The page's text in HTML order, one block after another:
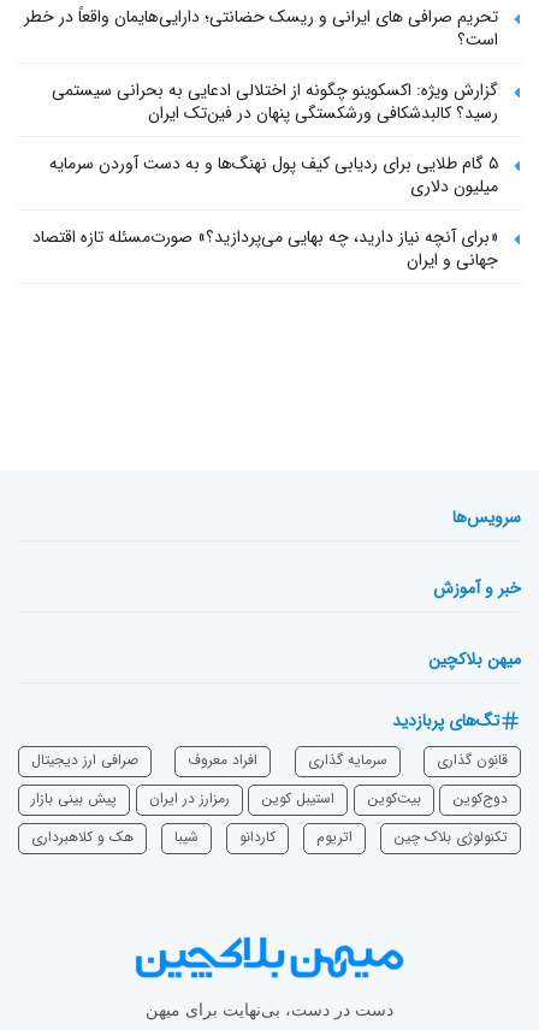
تحریم صرافی های ایرانی و ریسک حضانتی؛ دارایی‌هایمان واقعاً در خطر
است؟
گزارش ویژه: اکسکوینو چگونه از اختلالی ادعایی به بحرانی سیستمی
رسید؟ کالبدشکافی ورشکستگی پنهان در فین‌تک ایران
۵ گام طلایی برای ردیابی کیف پول‌ نهنگ‌ها و به دست آوردن سرمایه
میلیون دلاری
«برای آنچه نیاز دارید، چه بهایی می‌پردازید؟» صورت‌مسئله تازه اقتصاد
جهانی و ایران
سرویس‌ها
خبر و آموزش
میهن بلاکچین
تگ‌های پربازدید
قانون گذاری سرمایه‌ گذاری افراد معروف
صرافی ارز دیجیتال
دوج‌کوین
بیت‌کوین استیبل کوین رمزارز در ایران
پیش بینی بازار
تکنولوژی بلاک چین
اتریوم ‌کاردانو شیبا هک و کلاهبرداری
دست در دست، بی‌نهایت برای میهن